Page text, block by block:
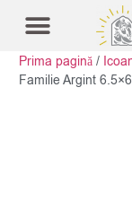
Prima pagină /
Familie Argint